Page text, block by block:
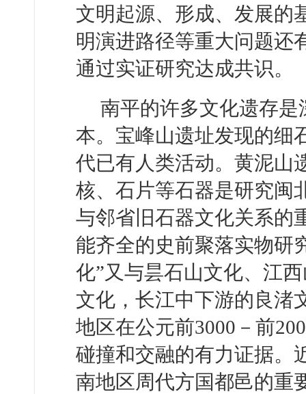
文明起源、形成、发展的
明演进路径等重大问题还
通过实证研究达成共识。
南平的许多文化遗存
本。宝峰山遗址发现的细
代已有人类活动。黄泥山
核、石片等石器是研究闽
与邻省旧石器文化关系的
能齐全的史前聚落实物研
化”又与昙石山文化、江
文化，长江中下游的良渚
地区在公元前3000－前
碰撞和交融的有力证据。
南地区周代方国都邑的重